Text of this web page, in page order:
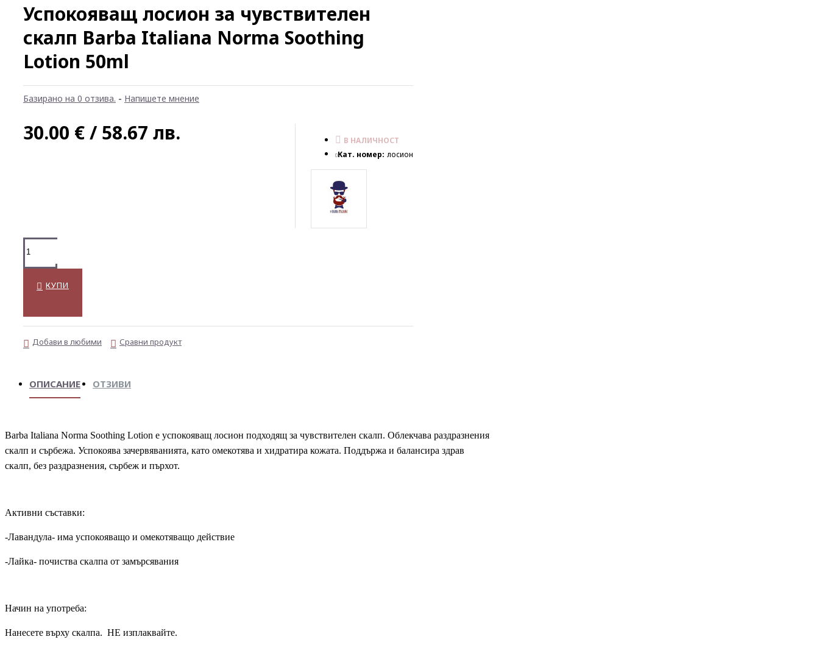
Успокояващ лосион за чувствителен
скалп Barba Italiana Norma Soothing
Lotion 50ml
Базирано на 0 отзива. - Напишете мнение
30.00 € / 58.67 лв.
В НАЛИЧНОСТ
Кат. номер: лосион
КУПИ
Добави в любими Сравни продукт
ОПИСАНИЕ ОТЗИВИ
Barba Italiana Norma Soothing Lotion е успокояващ лосион подходящ за чувствителен скалп. Облекчава раздразнения
скалп и сърбежа. Успокоява зачервяванията, като омекотява и хидратира кожата. Поддържа и балансира здрав
скалп, без раздразнения, сърбеж и пърхот.
Активни съставки:
-Лавандула- има успокояващо и омекотяващо действие
-Лайка- почиства скалпа от замърсявания
Начин на употреба:
Нанесете върху скалпа. НЕ изплаквайте.